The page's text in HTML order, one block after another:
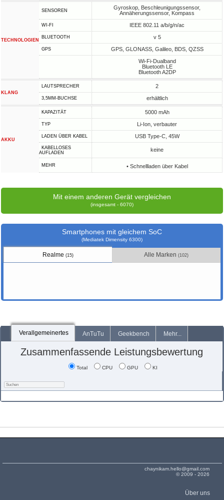
TECHNOLOGIEN
SENSOREN
Gyroskop, Beschleunigungssensor,
Annäherungssensor, Kompass
WI-FI IEEE 802.11 a/b/g/n/ac
BLUETOOTH v 5
GPS
GPS, GLONASS, Galileo, BDS, QZSS
Wi-Fi-Dualband
Bluetooth LE
Bluetooth A2DP
KLANG
LAUTSPRECHER 2
3,5MM-BUCHSE erhältlich
AKKU
KAPAZITÄT 5000 mAh
TYP Li-Ion, verbauter
LADEN ÜBER KABEL USB Type-C, 45W
KABELLOSES
AUFLADEN
keine
MEHR • Schnellladen über Kabel
Mit einem anderen Gerät vergleichen
(insgesamt - 6070)
Smartphones mit gleichem SoC
(Mediatek Dimensity 6300)
Realme (15) Alle Marken(102)
Verallgemeinertes AnTuTu Geekbench Mehr...
Zusammenfassende Leistungsbewertung
Total CPU GPU KI
chaynikam.hello@gmail.com
© 2009 - 2026
Über uns